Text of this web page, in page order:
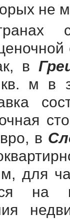
не
в
м в
в
для
на